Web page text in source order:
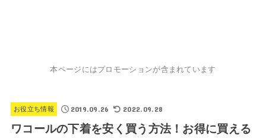
本ページにはプロモーションが含まれています
お役立ち情報 2019.09.26 2022.09.28
ワコールの下着を安く買う方法！お得に買える